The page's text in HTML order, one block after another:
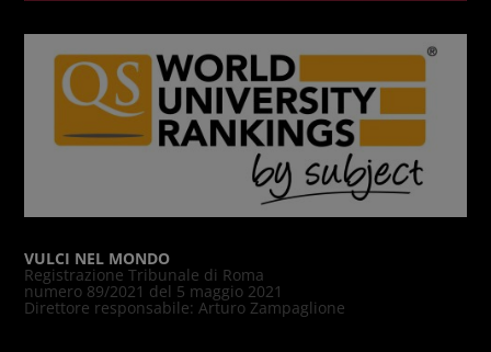
VULCI NEL MONDO
Registrazione Tribunale di Roma
numero 89/2021 del 5 maggio 2021
Direttore responsabile: Arturo Zampaglione